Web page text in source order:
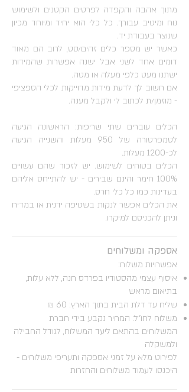
מתוך אהבה והקפדה לפרטים הקטנים ולשימוש
נוח ומיטיב עבורך. כל כלי הוא יחיד ומיוחד מכיון
שנוצר בעבודת יד.
כאשר יש מספר כלים זהים/סט, לרוב הם מאוד
דומים אחד לשני אבל ישנה אפשרות שהמידות
ישתנו מעט כלפי מעלה או מטה.
אם חשוב לך לדעת מידות מדוייקות לכלי הספציפי
- מוזמן/ת לכתוב לי ולקבל מענה.
הכלים עוברים שתי שריפות: הראשונה הגיעה
לטמפרטורה של 950 מעלות והשנייה הגיעה
לכ-1200 מעלות.
הכלים בטוחים לשימוש. יש לזכור שהם עשויים
100% חימר והינם שבירים - יש להתייחס אליהם
בעדינות כמו כל כלי חרס.
את הכלים אפשר לנקות בשטיפה ידנית או במדיח
וניתן להכניסם למיקרו.
אספקה ומשלוחים
אפשרויות משלוח:
איסוף עצמי מהסטודיו בפרדס חנה, ללא עלות,
בתיאום מראש
שליח עד דלת הבית בתוך הארץ: 60 ₪
משלוח לחו"ל: המחיר נקבע בידי חברת
המשלוחים בהתאם ליעד המשלוח, לגודל החבילה
ולמשקלה
לפירוט מלא על זמני אספקה ותעריפי משלוחים -
היכנסו לעמוד משלוחים והחזרות